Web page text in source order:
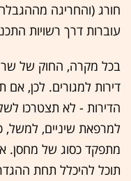
חורג (והחריגה
עוברות דרך רשויות
בכל מקרה, החוק של שר
דירות למגורים. לכן,
הדירות - לא תצטרכו
למרפאת שיניים,
מתפקד כסוג של מחסן.
תוכל להיכלל תחת